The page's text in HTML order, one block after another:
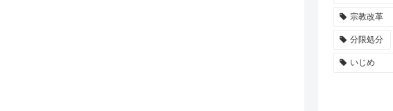
宗教改革
分限処分
いじめ